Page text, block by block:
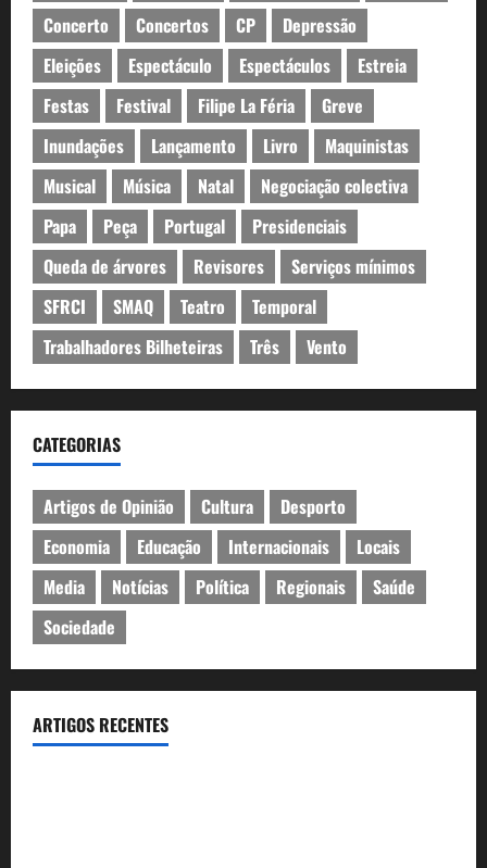
Concerto
Concertos CP
Depressão
Eleições
Espectáculo Espectáculos
Estreia
Festas
Festival Filipe La Féria
Greve
Inundações
Lançamento Livro
Maquinistas
Musical
Música Natal
Negociação colectiva
Papa
Peça Portugal
Presidenciais
Queda de árvores
Revisores
Serviços mínimos
SFRCI
SMAQ Teatro
Temporal
Trabalhadores Bilheteiras
Três Vento
CATEGORIAS
Artigos de Opinião Cultura
Desporto
Economia
Educação Internacionais
Locais
Media
Notícias Política Regionais
Saúde
Sociedade
ARTIGOS RECENTES